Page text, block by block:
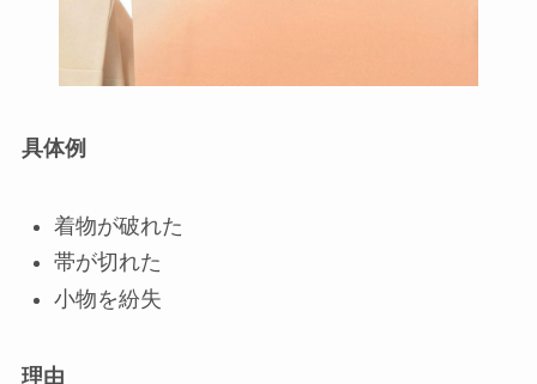
具体例
着物が破れた
帯が切れた
小物を紛失
理由